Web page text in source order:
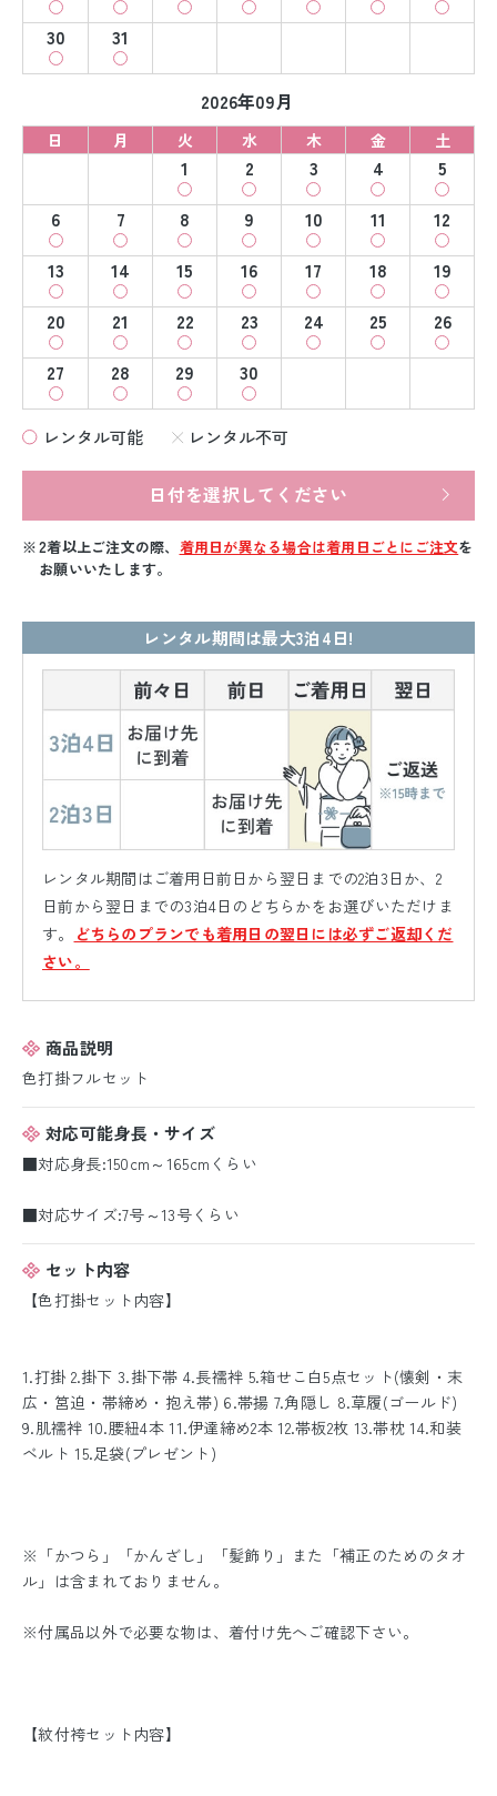
30
31
2026年09月
日 月 火 水 木 金 土
1 2 3 4
5
6
7 8 9 10 11
12
13
14 15 16 17 18
19
20
21 22 23 24 25
26
27
28 29 30
レンタル可能 レンタル不可
日付を選択してください
2着以上ご注文の際、 着用日が異なる場合は着用日ごとにご注文を
お願いいたします。
レンタル期間は最大3泊4日!
レンタル期間はご着用日前日から翌日までの2泊3日か、2
日前から翌日までの3泊4日のどちらかをお選びいただけま
す。
どちらのプランでも着用日の翌日には必ずご返却くだ
さい。
商品説明
色打掛フルセット
対応可能身長・サイズ
■対応身長:150cm～165cmくらい
■対応サイズ:7号～13号くらい
セット内容
【色打掛セット内容】
1.打掛 2.掛下 3.掛下帯 4.長襦袢 5.箱せこ白5点セット(懐剣・末
広・筥迫・帯締め・抱え帯) 6.帯揚 7.角隠し 8.草履(ゴールド)
9.肌襦袢 10.腰紐4本 11.伊達締め2本 12.帯板2枚 13.帯枕 14.和装
ベルト 15.足袋(プレゼント)
※「かつら」「かんざし」「髪飾り」また「補正のためのタオ
ル」は含まれておりません。
※付属品以外で必要な物は、着付け先へご確認下さい。
【紋付袴セット内容】